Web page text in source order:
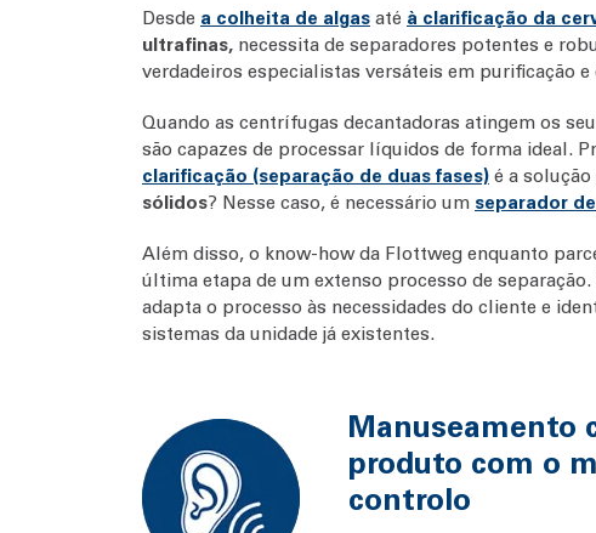
Desde a colheita de algas até à clarificação da
ultrafinas, necessita de separadores potentes e
verdadeiros especialistas versáteis em purificação
Quando as centrífugas decantadoras atingem os
são capazes de processar líquidos de forma ideal.
clarificação (separação de duas fases) é a
sólidos? Nesse caso, é necessário um separador
Além disso, o know-how da Flottweg enquanto
última etapa de um extenso processo de
adapta o processo às necessidades do cliente e
sistemas da unidade já existentes.
Manuseamento
produto com o
controlo